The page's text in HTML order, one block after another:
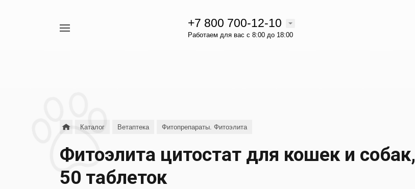
+7 800 700-12-10
Работаем для вас с 8:00 до 18:00
Каталог Ветаптека Фитопрепараты. Фитоэлита
Фитоэлита цитостат для кошек и собак,
50 таблеток